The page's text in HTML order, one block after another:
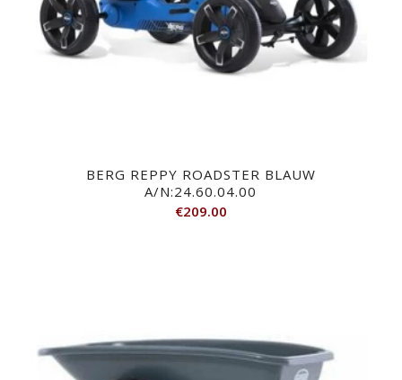
BERG REPPY ROADSTER BLAUW
A/N:24.60.04.00
€209.00